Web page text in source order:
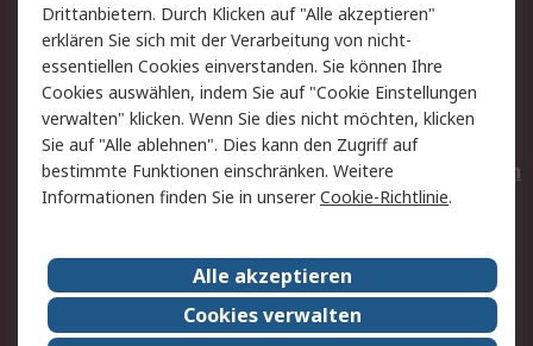
Rechtliches
AGB
Datenschutz
Cookie-Richtlinie
Zahlungsbedingungen
Copyright/Impressum
Entsorgung
Elektrogeräte/Batterien
RS weltweit
Karriere bei RS
Nachhaltigkeit
Drittanbietern. Durch Klicken auf "Alle akzeptieren"
erklären Sie sich mit der Verarbeitung von nicht-
essentiellen Cookies einverstanden. Sie können Ihre
Cookies auswählen, indem Sie auf "Cookie Einstellungen
verwalten" klicken. Wenn Sie dies nicht möchten, klicken
Sie auf "Alle ablehnen". Dies kann den Zugriff auf
bestimmte Funktionen einschränken. Weitere
Informationen finden Sie in unsererCookie-Richtlinie.
Alle akzeptieren
Cookies verwalten